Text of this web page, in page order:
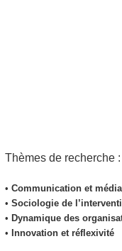
Thèmes de recherche :
• Communication et
• Sociologie de
• Dynamique des
• Innovation et réflexivité